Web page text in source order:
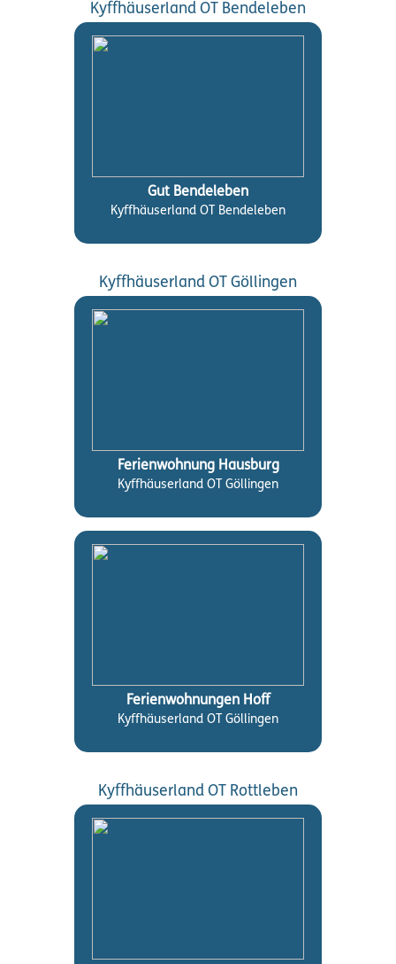
Kyffhäuserland OT Bendeleben
Gut Bendeleben
Kyffhäuserland OT Bendeleben
Kyffhäuserland OT Göllingen
Ferienwohnung Hausburg
Kyffhäuserland OT Göllingen
Ferienwohnungen Hoff
Kyffhäuserland OT Göllingen
Kyffhäuserland OT Rottleben